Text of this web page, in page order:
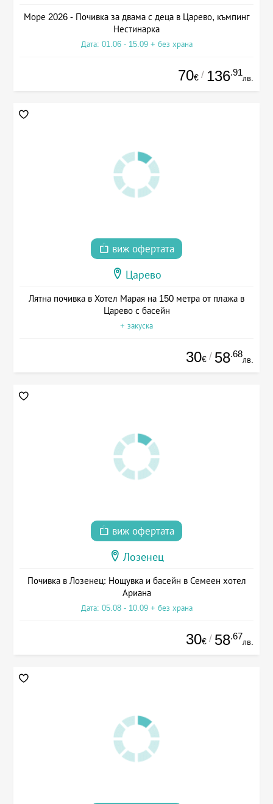
Море 2026 - Почивка за двама с деца в Царево, къмпинг
Нестинарка
Дата: 01.06 - 15.09 + без храна
70€ / 136.91
лв.
виж офертата
Царево
Лятна почивка в Хотел Марая на 150 метра от плажа в
Царево с басейн
+ закуска
30€ / 58.68
лв.
виж офертата
Лозенец
Почивка в Лозенец: Нощувка и басейн в Семеен хотел
Ариана
Дата: 05.08 - 10.09 + без храна
30€ / 58.67
лв.